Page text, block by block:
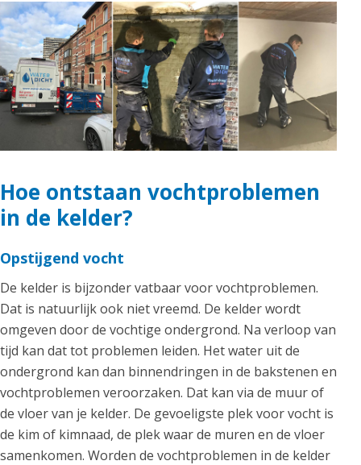
Hoe ontstaan vochtproblemen
in de kelder?
Opstijgend vocht
De kelder is bijzonder vatbaar voor vochtproblemen.
Dat is natuurlijk ook niet vreemd. De kelder wordt
omgeven door de vochtige ondergrond. Na verloop van
tijd kan dat tot problemen leiden. Het water uit de
ondergrond kan dan binnendringen in de bakstenen en
vochtproblemen veroorzaken. Dat kan via de muur of
de vloer van je kelder. De gevoeligste plek voor vocht is
de kim of kimnaad, de plek waar de muren en de vloer
samenkomen. Worden de vochtproblemen in de kelder